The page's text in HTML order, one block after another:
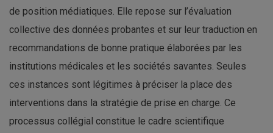
de position médiatiques. Elle repose sur l’évaluation
collective des données probantes et sur leur traduction en
recommandations de bonne pratique élaborées par les
institutions médicales et les sociétés savantes. Seules
ces instances sont légitimes à préciser la place des
interventions dans la stratégie de prise en charge. Ce
processus collégial constitue le cadre scientifique